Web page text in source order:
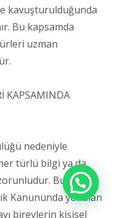
kavuşturulduğunda
Bu kapsamda
uzman
KAPSAMINDA
nedeniyle
türlü bilgi ya da
Bu
Kanununda yer alan
bireylerin kişisel